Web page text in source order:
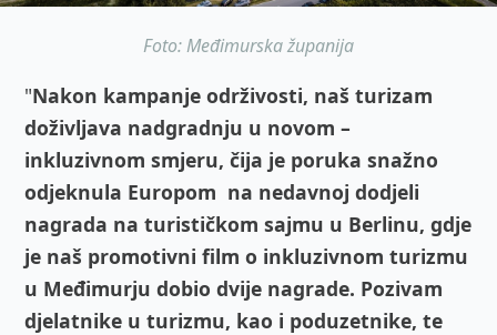
Foto: Međimurska županija
"Nakon kampanje održivosti, naš turizam
doživljava nadgradnju u novom –
inkluzivnom smjeru, čija je poruka snažno
odjeknula Europom na nedavnoj dodjeli
nagrada na turističkom sajmu u Berlinu, gdje
je naš promotivni film o inkluzivnom turizmu
u Međimurju dobio dvije nagrade. Pozivam
djelatnike u turizmu, kao i poduzetnike, te